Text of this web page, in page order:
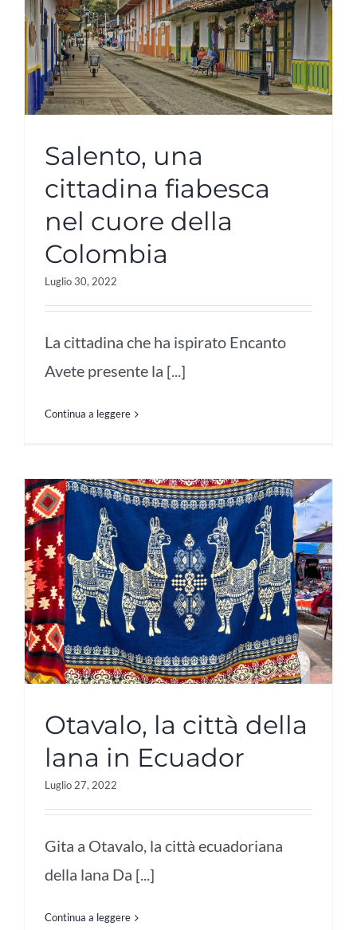
Salento, una
cittadina fiabesca
nel cuore della
Colombia
Luglio 30, 2022
La cittadina che ha ispirato Encanto
Avete presente la [...]
Continua a leggere
Otavalo, la città della
lana in Ecuador
Luglio 27, 2022
Gita a Otavalo, la città ecuadoriana
della lana Da [...]
Continua a leggere